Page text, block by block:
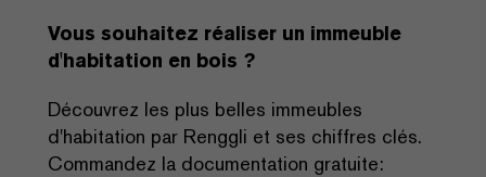
Vous souhaitez réaliser un immeuble
d'habitation en bois ?
Découvrez les plus belles immeubles
d'habitation par Renggli et ses chiffres clés.
Commandez la documentation gratuite: